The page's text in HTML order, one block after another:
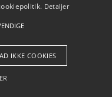
Betingelser
Detaljer
IKKE COOKIES